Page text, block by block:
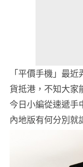
「平價手機」最
貨抵港，不知大家
今日小編從速遞手
內地版有何分別就